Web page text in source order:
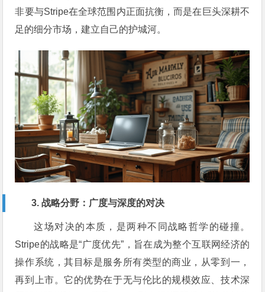
非要与Stripe在全球范围内正面抗衡，而是在巨头深耕不
足的细分市场，建立自己的护城河。
3. 战略分野：广度与深度的对决
这场对决的本质，是两种不同战略哲学的碰撞。
Stripe的战略是“广度优先”，旨在成为整个互联网经济的
操作系统，其目标是服务所有类型的商业，从零到一，
再到上市。它的优势在于无与伦比的规模效应、技术深